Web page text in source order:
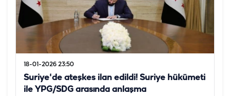
18-01-2026 23:50
Suriye'de ateşkes ilan edildi! Suriye hükümeti
ile YPG/SDG arasında anlaşma